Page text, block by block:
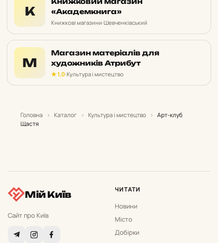
К
«Академкнига»
Книжкові магазини·Шевченківський
М
Магазин матеріалів для
художників Атрибут
★ 1,0·Культура і мистецтво
Головна › Каталог › Культура і мистецтво › Арт-клуб
Щастя
Мій Київ
Сайт про Київ
ЧИТАТИ
Новини
Місто
Добірки